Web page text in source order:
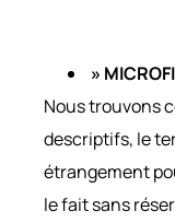
»
Nous trouvons
descriptifs, le
étrangement
le fait sans